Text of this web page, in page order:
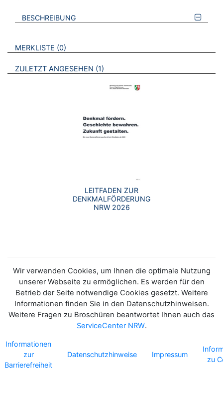
BESCHREIBUNG
VERWEISE AUF VERMERKTE- ODER ZULETZT ANGESEHENE
MERKLISTE 0 BROSCHÜREN
ZULETZT ANGESEHEN 1 BROSCHÜREN
LEITFADEN ZUR
DENKMALFÖRDERUNG
NRW 2026
Wir verwenden Cookies, um Ihnen die optimale Nutzung
unserer Webseite zu ermöglichen. Es werden für den
Betrieb der Seite notwendige Cookies gesetzt. Weitere
Informationen finden Sie in den Datenschutzhinweisen.
Weitere Fragen zu Broschüren beantwortet Ihnen auch das
ServiceCenter NRW.
Informationen
zur
Barrierefreiheit
Datenschutzhinweise Impressum
zu